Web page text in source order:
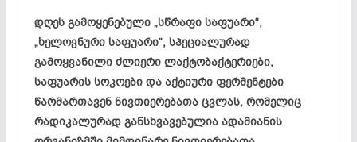
დღეს გამოყენებული „სწრაფი საფუარი“,
„ხელოვნური საფუარი“, სპეციალურად
გამოყვანილი ძლიერი ლაქტობაქტერიები,
საფუარის სოკოები და აქტიური ფერმენტები
წარმართავენ ნივთიერებათა ცვლას, რომელიც
რადიკალურად განსხვავებულია ადამიანის